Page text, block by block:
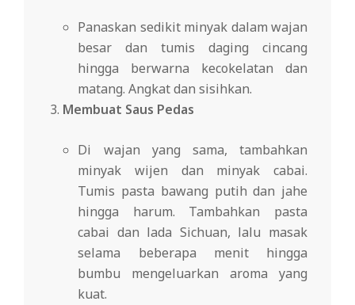
Panaskan sedikit minyak dalam wajan
besar dan tumis daging cincang
hingga berwarna kecokelatan dan
matang. Angkat dan sisihkan.
Membuat Saus Pedas
Di wajan yang sama, tambahkan
minyak wijen dan minyak cabai.
Tumis pasta bawang putih dan jahe
hingga harum. Tambahkan pasta
cabai dan lada Sichuan, lalu masak
selama beberapa menit hingga
bumbu mengeluarkan aroma yang
kuat.